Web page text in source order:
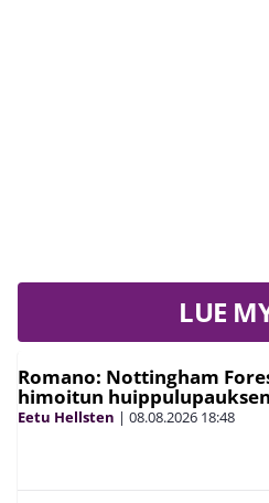
LUE
Romano: Nottingham
himoitun huippulupauksen
Eetu Hellsten | 08.08.2026 18:48